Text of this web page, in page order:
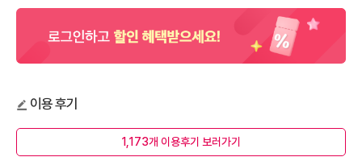
이용 후기
1,173개 이용후기 보러가기